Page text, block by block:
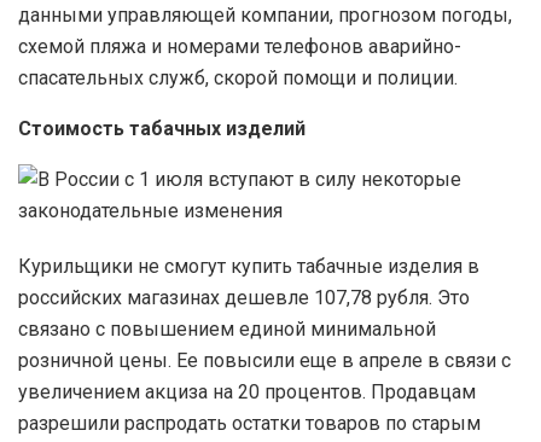
данными управляющей компании, прогнозом погоды,
схемой пляжа и номерами телефонов аварийно-
спасательных служб, скорой помощи и полиции.
Стоимость табачных изделий
Курильщики не смогут купить табачные изделия в
российских магазинах дешевле 107,78 рубля. Это
связано с повышением единой минимальной
розничной цены. Ее повысили еще в апреле в связи с
увеличением акциза на 20 процентов. Продавцам
разрешили распродать остатки товаров по старым